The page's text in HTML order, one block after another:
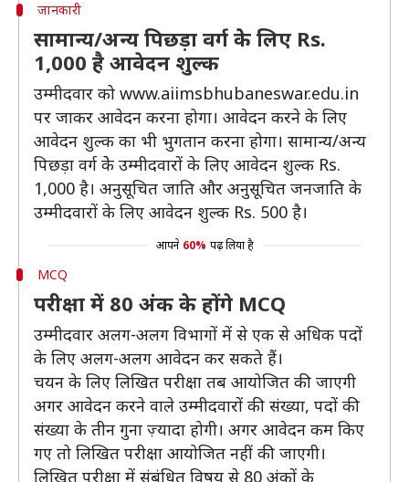
जानकारी
सामान्य/अन्य पिछड़ा वर्ग केे लिए Rs.
1,000 है आवेदन शुल्क
उम्मीदवार को www.aiimsbhubaneswar.edu.in
पर जाकर आवेदन करना होगा। आवेदन करने के लिए
आवेदन शुल्क का भी भुगतान करना होगा। सामान्य/अन्य
पिछड़ा वर्ग केे उम्मीदवारों के लिए आवेदन शुल्क Rs.
1,000 है। अनुसूचित जाति और अनुसूचित जनजाति के
उम्मीदवारों के लिए आवेदन शुल्क Rs. 500 है।
आपने 60% पढ़ लिया है
MCQ
परीक्षा में 80 अंक के होंगे MCQ
उम्मीदवार अलग-अलग विभागों में से एक से अधिक पदों
के लिए अलग-अलग आवेदन कर सकते हैं।
चयन के लिए लिखित परीक्षा तब आयोजित की जाएगी
अगर आवेदन करने वाले उम्मीदवारों की संख्या, पदों की
संख्या के तीन गुना ज़्यादा होगी। अगर आवेदन कम किए
गए तो लिखित परीक्षा आयोजित नहीं की जाएगी।
लिखित परीक्षा में संबंधित विषय से 80 अंकों के